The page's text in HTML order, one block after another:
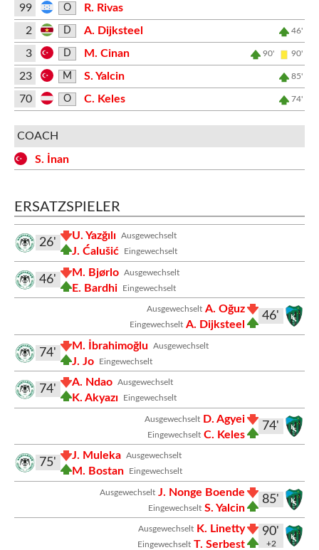
99 O
R. Rivas
2
D A. Dijksteel 46'
3 D M. Cinan 90' 90'
23 M S. Yalcin 85'
70 O C. Keles 74'
COACH
S. İnan
ERSATZSPIELER
Ausgewechselt
U. Yazğılı
Eingewechselt
J. Ćalušić
26'
Ausgewechselt
M. Bjørlo
Eingewechselt
E. Bardhi
46'
46'
Ausgewechselt A. Oğuz
Eingewechselt A. Dijksteel
Ausgewechselt
M. İbrahimoğlu
Eingewechselt
J. Jo
74'
Ausgewechselt
A. Ndao
Eingewechselt
K. Akyazı
74'
74'
Ausgewechselt D. Agyei
Eingewechselt C. Keles
Ausgewechselt
J. Muleka
Eingewechselt
M. Bostan
75'
85'
Ausgewechselt J. Nonge Boende
Eingewechselt S. Yalcin
90'
+2
Ausgewechselt K. Linetty
Eingewechselt T. Serbest